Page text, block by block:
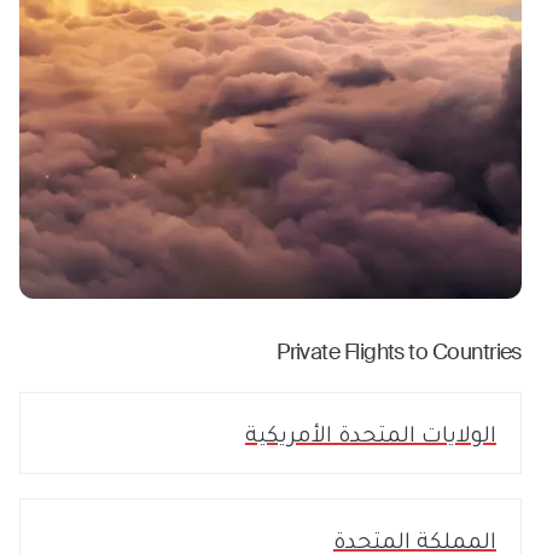
Private Flights to Countries
الولايات المتحدة الأمريكية
المملكة المتحدة